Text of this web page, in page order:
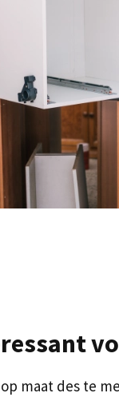
maat des te